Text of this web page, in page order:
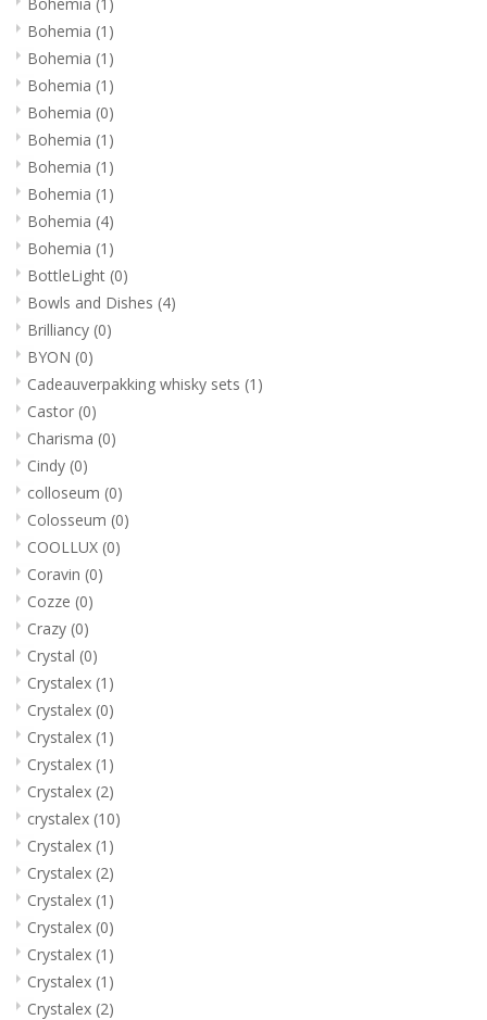
Bohemia (1)
Bohemia (1)
Bohemia (1)
Bohemia (0)
Bohemia (1)
Bohemia (1)
Bohemia (1)
Bohemia (4)
Bohemia (1)
BottleLight (0)
Bowls and Dishes (4)
Brilliancy (0)
BYON (0)
Cadeauverpakking whisky sets (1)
Castor (0)
Charisma (0)
Cindy (0)
colloseum (0)
Colosseum (0)
COOLLUX (0)
Coravin (0)
Cozze (0)
Crazy (0)
Crystal (0)
Crystalex (1)
Crystalex (0)
Crystalex (1)
Crystalex (1)
Crystalex (2)
crystalex (10)
Crystalex (1)
Crystalex (2)
Crystalex (1)
Crystalex (0)
Crystalex (1)
Crystalex (1)
Crystalex (2)